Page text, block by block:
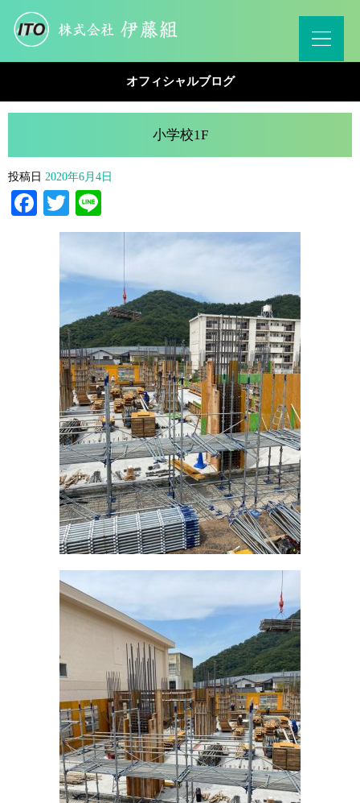
オフィシャルブログ
小学校1F
投稿日 2020年6月4日
Facebook
Twitter